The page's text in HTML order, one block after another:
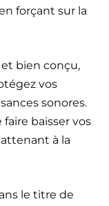
forçant sur la
bien conçu,
vos
sonores.
baisser vos
à la
le titre de